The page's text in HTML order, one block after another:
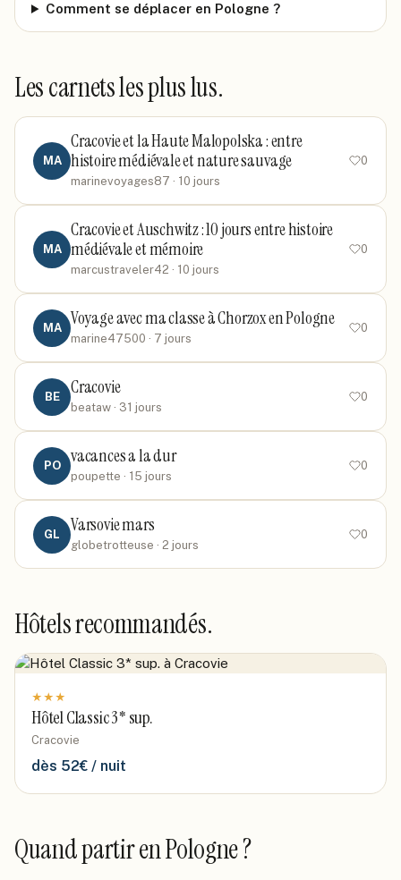
Comment se déplacer en Pologne ?
Les carnets les plus lus.
MA
Cracovie et la Haute Malopolska : entre
histoire médiévale et nature sauvage
marinevoyages87 · 10 jours
0
MA
Cracovie et Auschwitz : 10 jours entre histoire
médiévale et mémoire
marcustraveler42 · 10 jours
0
MA Voyage avec ma classe à Chorzox en Pologne
marine47500 · 7 jours
0
BE Cracovie
beataw · 31 jours
0
PO vacances a la dur
poupette · 15 jours
0
GL Varsovie mars
globetrotteuse · 2 jours
0
Hôtels recommandés.
★ ★ ★
Hôtel Classic 3* sup.
Cracovie
dès 52€ / nuit
Quand partiren Pologne?